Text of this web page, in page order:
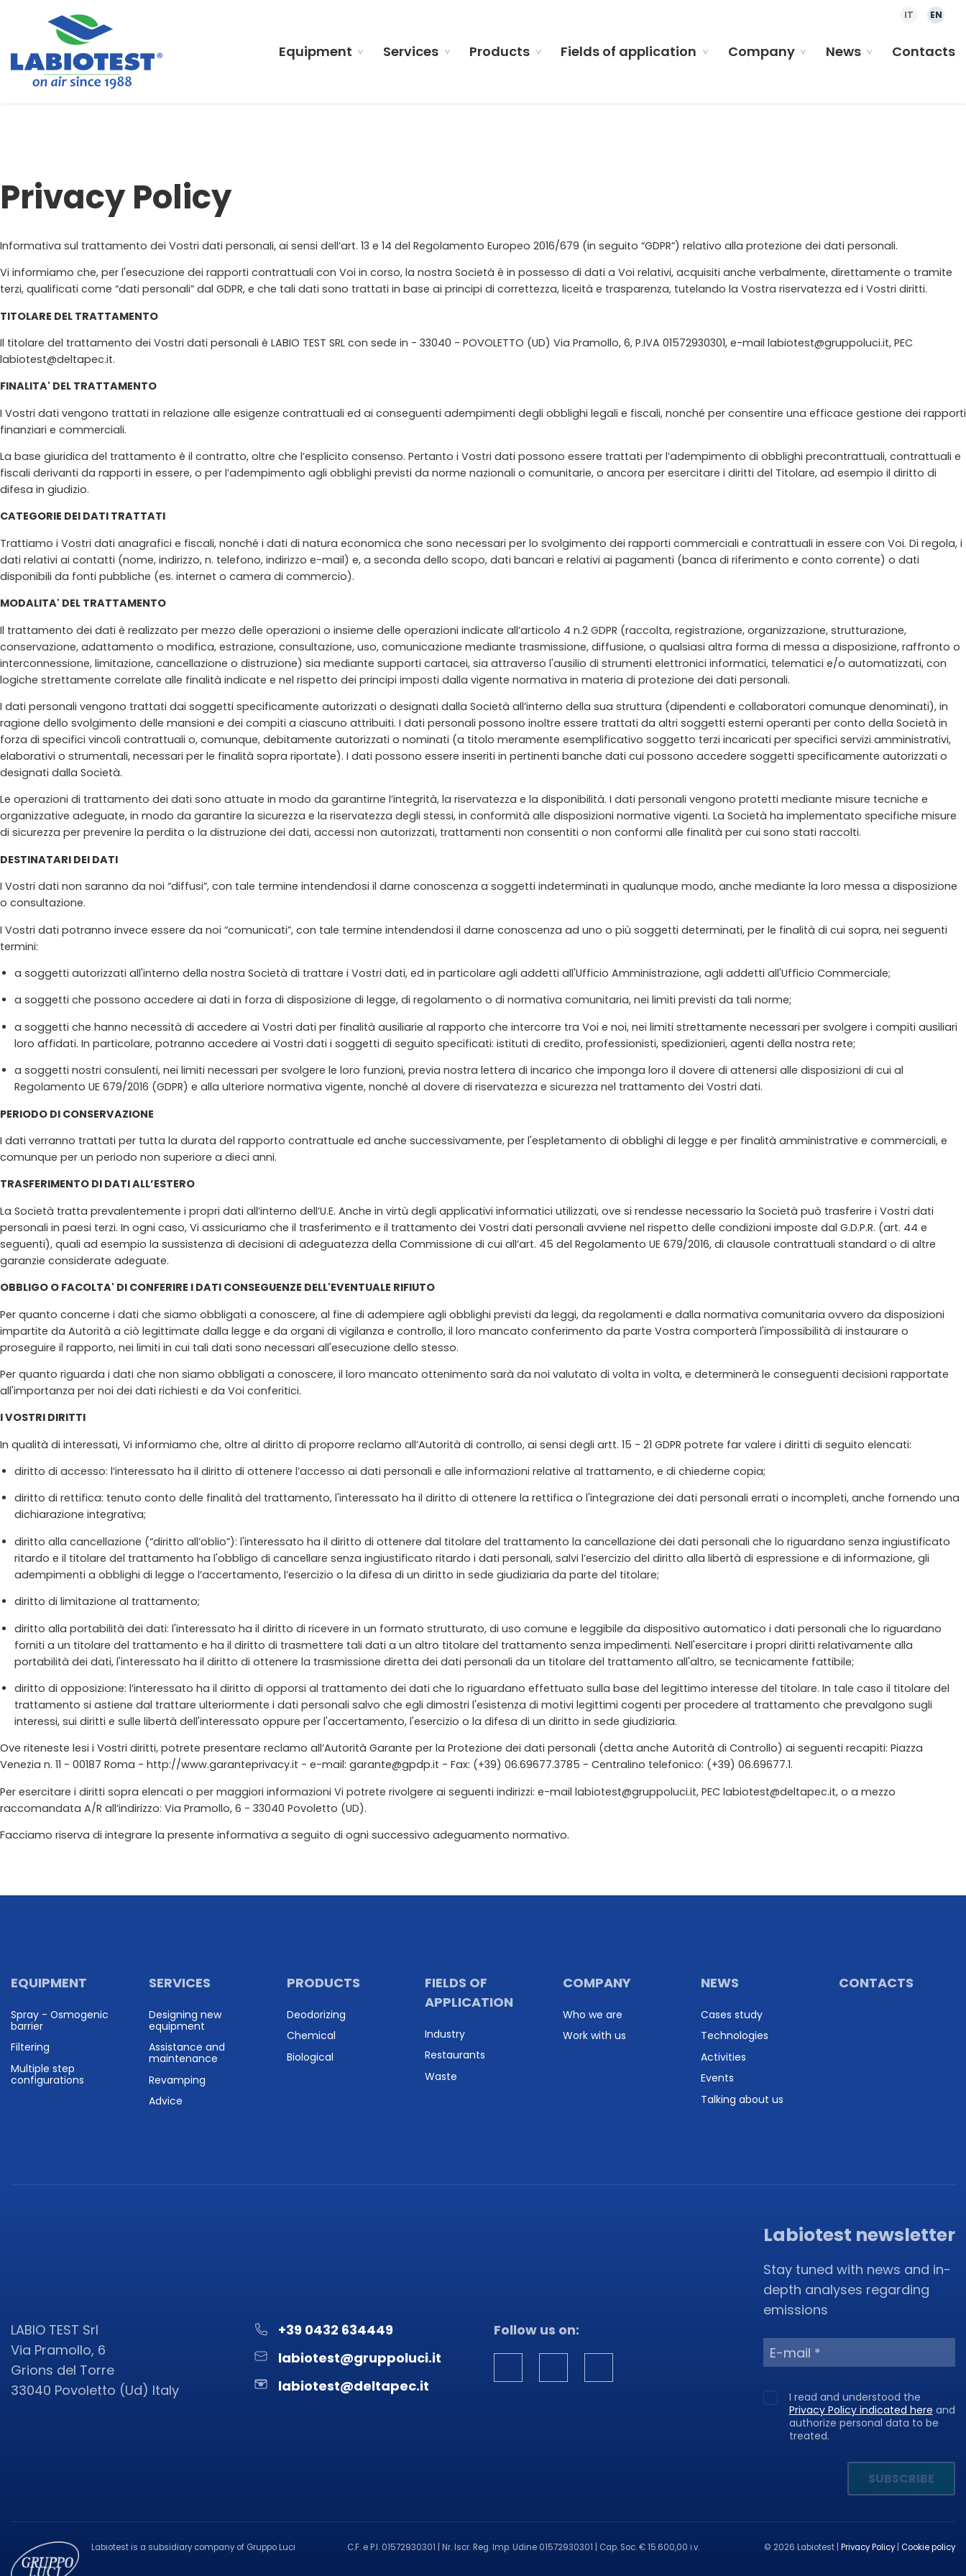
Equipment Services Products Fields of application Company News Contacts
IT EN
Privacy Policy
Informativa sul trattamento dei Vostri dati personali, ai sensi dell’art. 13 e 14 del Regolamento Europeo 2016/679 (in seguito “GDPR”) relativo alla protezione dei dati personali.
Vi informiamo che, per l'esecuzione dei rapporti contrattuali con Voi in corso, la nostra Società è in possesso di dati a Voi relativi, acquisiti anche verbalmente, direttamente o tramite
terzi, qualificati come “dati personali” dal GDPR, e che tali dati sono trattati in base ai principi di correttezza, liceità e trasparenza, tutelando la Vostra riservatezza ed i Vostri diritti.
TITOLARE DEL TRATTAMENTO
Il titolare del trattamento dei Vostri dati personali è LABIO TEST SRL con sede in - 33040 - POVOLETTO (UD) Via Pramollo, 6, P.IVA 01572930301, e-mail labiotest@gruppoluci.it, PEC
labiotest@deltapec.it.
FINALITA' DEL TRATTAMENTO
I Vostri dati vengono trattati in relazione alle esigenze contrattuali ed ai conseguenti adempimenti degli obblighi legali e fiscali, nonché per consentire una efficace gestione dei rapporti
finanziari e commerciali.
La base giuridica del trattamento è il contratto, oltre che l’esplicito consenso. Pertanto i Vostri dati possono essere trattati per l’adempimento di obblighi precontrattuali, contrattuali e
fiscali derivanti da rapporti in essere, o per l’adempimento agli obblighi previsti da norme nazionali o comunitarie, o ancora per esercitare i diritti del Titolare, ad esempio il diritto di
difesa in giudizio.
CATEGORIE DEI DATI TRATTATI
Trattiamo i Vostri dati anagrafici e fiscali, nonché i dati di natura economica che sono necessari per lo svolgimento dei rapporti commerciali e contrattuali in essere con Voi. Di regola, i
dati relativi ai contatti (nome, indirizzo, n. telefono, indirizzo e-mail) e, a seconda dello scopo, dati bancari e relativi ai pagamenti (banca di riferimento e conto corrente) o dati
disponibili da fonti pubbliche (es. internet o camera di commercio).
MODALITA' DEL TRATTAMENTO
Il trattamento dei dati è realizzato per mezzo delle operazioni o insieme delle operazioni indicate all’articolo 4 n.2 GDPR (raccolta, registrazione, organizzazione, strutturazione,
conservazione, adattamento o modifica, estrazione, consultazione, uso, comunicazione mediante trasmissione, diffusione, o qualsiasi altra forma di messa a disposizione, raffronto o
interconnessione, limitazione, cancellazione o distruzione) sia mediante supporti cartacei, sia attraverso l'ausilio di strumenti elettronici informatici, telematici e/o automatizzati, con
logiche strettamente correlate alle finalità indicate e nel rispetto dei principi imposti dalla vigente normativa in materia di protezione dei dati personali.
I dati personali vengono trattati dai soggetti specificamente autorizzati o designati dalla Società all’interno della sua struttura (dipendenti e collaboratori comunque denominati), in
ragione dello svolgimento delle mansioni e dei compiti a ciascuno attribuiti. I dati personali possono inoltre essere trattati da altri soggetti esterni operanti per conto della Società in
forza di specifici vincoli contrattuali o, comunque, debitamente autorizzati o nominati (a titolo meramente esemplificativo soggetto terzi incaricati per specifici servizi amministrativi,
elaborativi o strumentali, necessari per le finalità sopra riportate). I dati possono essere inseriti in pertinenti banche dati cui possono accedere soggetti specificamente autorizzati o
designati dalla Società.
Le operazioni di trattamento dei dati sono attuate in modo da garantirne l’integrità, la riservatezza e la disponibilità. I dati personali vengono protetti mediante misure tecniche e
organizzative adeguate, in modo da garantire la sicurezza e la riservatezza degli stessi, in conformità alle disposizioni normative vigenti. La Società ha implementato specifiche misure
di sicurezza per prevenire la perdita o la distruzione dei dati, accessi non autorizzati, trattamenti non consentiti o non conformi alle finalità per cui sono stati raccolti.
DESTINATARI DEI DATI
I Vostri dati non saranno da noi “diffusi”, con tale termine intendendosi il darne conoscenza a soggetti indeterminati in qualunque modo, anche mediante la loro messa a disposizione
o consultazione.
I Vostri dati potranno invece essere da noi “comunicati”, con tale termine intendendosi il darne conoscenza ad uno o più soggetti determinati, per le finalità di cui sopra, nei seguenti
termini:
a soggetti autorizzati all'interno della nostra Società di trattare i Vostri dati, ed in particolare agli addetti all'Ufficio Amministrazione, agli addetti all'Ufficio Commerciale;
a soggetti che possono accedere ai dati in forza di disposizione di legge, di regolamento o di normativa comunitaria, nei limiti previsti da tali norme;
a soggetti che hanno necessità di accedere ai Vostri dati per finalità ausiliarie al rapporto che intercorre tra Voi e noi, nei limiti strettamente necessari per svolgere i compiti ausiliari
loro affidati. In particolare, potranno accedere ai Vostri dati i soggetti di seguito specificati: istituti di credito, professionisti, spedizionieri, agenti della nostra rete;
a soggetti nostri consulenti, nei limiti necessari per svolgere le loro funzioni, previa nostra lettera di incarico che imponga loro il dovere di attenersi alle disposizioni di cui al
Regolamento UE 679/2016 (GDPR) e alla ulteriore normativa vigente, nonché al dovere di riservatezza e sicurezza nel trattamento dei Vostri dati.
PERIODO DI CONSERVAZIONE
I dati verranno trattati per tutta la durata del rapporto contrattuale ed anche successivamente, per l'espletamento di obblighi di legge e per finalità amministrative e commerciali, e
comunque per un periodo non superiore a dieci anni.
TRASFERIMENTO DI DATI ALL’ESTERO
La Società tratta prevalentemente i propri dati all’interno dell’U.E. Anche in virtù degli applicativi informatici utilizzati, ove si rendesse necessario la Società può trasferire i Vostri dati
personali in paesi terzi. In ogni caso, Vi assicuriamo che il trasferimento e il trattamento dei Vostri dati personali avviene nel rispetto delle condizioni imposte dal G.D.P.R. (art. 44 e
seguenti), quali ad esempio la sussistenza di decisioni di adeguatezza della Commissione di cui all’art. 45 del Regolamento UE 679/2016, di clausole contrattuali standard o di altre
garanzie considerate adeguate.
OBBLIGO O FACOLTA' DI CONFERIRE I DATI CONSEGUENZE DELL'EVENTUALE RIFIUTO
Per quanto concerne i dati che siamo obbligati a conoscere, al fine di adempiere agli obblighi previsti da leggi, da regolamenti e dalla normativa comunitaria ovvero da disposizioni
impartite da Autorità a ciò legittimate dalla legge e da organi di vigilanza e controllo, il loro mancato conferimento da parte Vostra comporterà l'impossibilità di instaurare o
proseguire il rapporto, nei limiti in cui tali dati sono necessari all'esecuzione dello stesso.
Per quanto riguarda i dati che non siamo obbligati a conoscere, il loro mancato ottenimento sarà da noi valutato di volta in volta, e determinerà le conseguenti decisioni rapportate
all'importanza per noi dei dati richiesti e da Voi conferitici.
I VOSTRI DIRITTI
In qualità di interessati, Vi informiamo che, oltre al diritto di proporre reclamo all’Autorità di controllo, ai sensi degli artt. 15 - 21 GDPR potrete far valere i diritti di seguito elencati:
diritto di accesso: l’interessato ha il diritto di ottenere l’accesso ai dati personali e alle informazioni relative al trattamento, e di chiederne copia;
diritto di rettifica: tenuto conto delle finalità del trattamento, l'interessato ha il diritto di ottenere la rettifica o l'integrazione dei dati personali errati o incompleti, anche fornendo una
dichiarazione integrativa;
diritto alla cancellazione (“diritto all’oblio”): l'interessato ha il diritto di ottenere dal titolare del trattamento la cancellazione dei dati personali che lo riguardano senza ingiustificato
ritardo e il titolare del trattamento ha l'obbligo di cancellare senza ingiustificato ritardo i dati personali, salvi l’esercizio del diritto alla libertà di espressione e di informazione, gli
adempimenti a obblighi di legge o l’accertamento, l’esercizio o la difesa di un diritto in sede giudiziaria da parte del titolare;
diritto di limitazione al trattamento;
diritto alla portabilità dei dati: l'interessato ha il diritto di ricevere in un formato strutturato, di uso comune e leggibile da dispositivo automatico i dati personali che lo riguardano
forniti a un titolare del trattamento e ha il diritto di trasmettere tali dati a un altro titolare del trattamento senza impedimenti. Nell'esercitare i propri diritti relativamente alla
portabilità dei dati, l'interessato ha il diritto di ottenere la trasmissione diretta dei dati personali da un titolare del trattamento all'altro, se tecnicamente fattibile;
diritto di opposizione: l’interessato ha il diritto di opporsi al trattamento dei dati che lo riguardano effettuato sulla base del legittimo interesse del titolare. In tale caso il titolare del
trattamento si astiene dal trattare ulteriormente i dati personali salvo che egli dimostri l'esistenza di motivi legittimi cogenti per procedere al trattamento che prevalgono sugli
interessi, sui diritti e sulle libertà dell'interessato oppure per l'accertamento, l'esercizio o la difesa di un diritto in sede giudiziaria.
Ove riteneste lesi i Vostri diritti, potrete presentare reclamo all’Autorità Garante per la Protezione dei dati personali (detta anche Autorità di Controllo) ai seguenti recapiti: Piazza
Venezia n. 11 - 00187 Roma - http://www.garanteprivacy.it - e-mail: garante@gpdp.it - Fax: (+39) 06.69677.3785 - Centralino telefonico: (+39) 06.69677.1.
Per esercitare i diritti sopra elencati o per maggiori informazioni Vi potrete rivolgere ai seguenti indirizzi: e-mail labiotest@gruppoluci.it, PEC labiotest@deltapec.it, o a mezzo
raccomandata A/R all’indirizzo: Via Pramollo, 6 - 33040 Povoletto (UD).
Facciamo riserva di integrare la presente informativa a seguito di ogni successivo adeguamento normativo.
EQUIPMENT
Spray - Osmogenic
barrier
Filtering
Multiple step
configurations
SERVICES
Designing new
equipment
Assistance and
maintenance
Revamping
Advice
PRODUCTS
Deodorizing
Chemical
Biological
FIELDS OF
APPLICATION
Industry
Restaurants
Waste
COMPANY
Who we are
Work with us
NEWS
Cases study
Technologies
Activities
Events
Talking about us
CONTACTS
LABIO TEST Srl
Via Pramollo, 6
Grions del Torre
33040 Povoletto (Ud) Italy
+39 0432 634449
labiotest@gruppoluci.it
labiotest@deltapec.it
Follow us on:
Labiotest newsletter
Stay tuned with news and in-
depth analyses regarding
emissions
I read and understood the
Privacy Policy indicated here and
authorize personal data to be
treated.
SUBSCRIBE
C.F. e P.I. 01572930301 | Nr. Iscr. Reg. Imp. Udine 01572930301 | Cap. Soc. € 15.600,00 i.v. © 2026 Labiotest Privacy Policy| Cookie policy
Labiotest is a subsidiary company of Gruppo Luci